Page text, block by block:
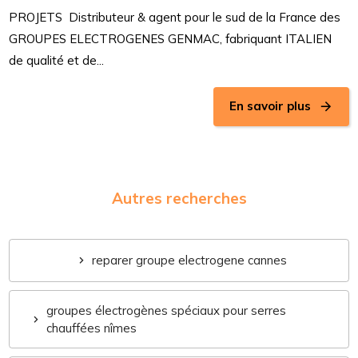
PROJETS Distributeur & agent pour le sud de la France des
GROUPES ELECTROGENES GENMAC, fabriquant ITALIEN
de qualité et de...
En savoir plus
Autres recherches
reparer groupe electrogene cannes
groupes électrogènes spéciaux pour serres
chauffées nîmes